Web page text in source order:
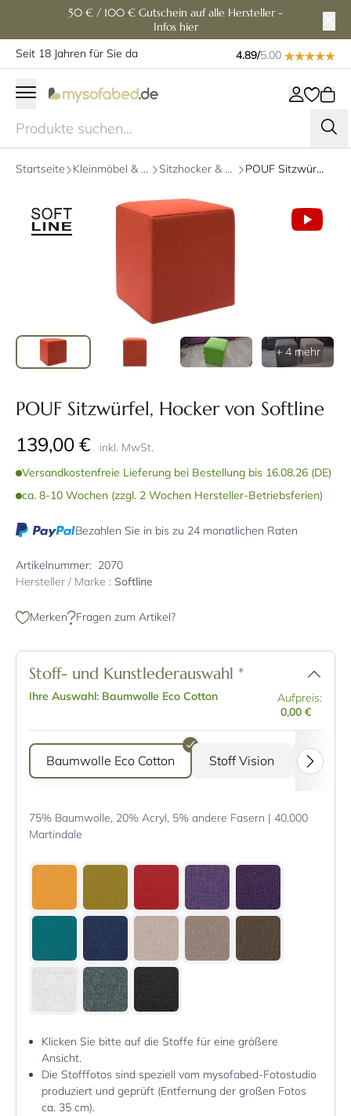
50 € / 100 € Gutschein auf alle Hersteller -
Infos hier
Seit 18 Jahren für Sie da
4.89/5.00
Startseite Kleinmöbel & Zubehör Sitzhocker & Sitzsäcke POUF Sitzwürfel, Hocker von Softline
+ 4 mehr
POUF Sitzwürfel, Hocker von Softline
139,00 €
inkl. MwSt.
Versandkostenfreie Lieferung bei Bestellung bis 16.08.26 (DE)
ca. 8-10 Wochen (zzgl. 2 Wochen Hersteller-Betriebsferien)
Bezahlen Sie in bis zu 24 monatlichen Raten
Artikelnummer: 2070
Hersteller / Marke : Softline
Merken Fragen zum Artikel?
Stoff- und Kunstlederauswahl *
Ihre Auswahl: Baumwolle Eco Cotton
Aufpreis:
0,00 €
Baumwolle Eco Cotton Stoff Vision Stoff
75% Baumwolle, 20% Acryl, 5% andere Fasern | 40.000
Martindale
Klicken Sie bitte auf die Stoffe für eine größere
Ansicht.
Die Stofffotos sind speziell vom mysofabed-Fotostudio
produziert und geprüft (Entfernung der großen Fotos
ca. 35 cm).